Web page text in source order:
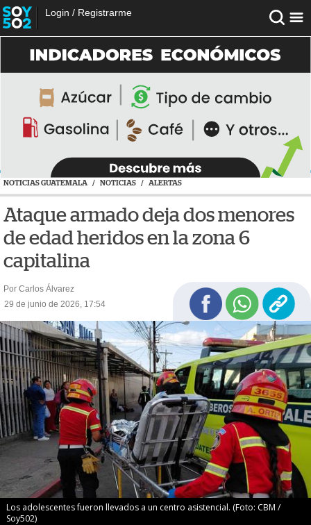
Login / Registrarme
NOTICIAS GUATEMALA / NOTICIAS / ALERTAS
Ataque armado deja dos menores
de edad heridos en la zona 6
capitalina
Por Carlos Álvarez
29 de junio de 2026, 17:54
Los adolescentes fueron llevados a un centro asistencial. (Foto: CBM /
Soy502)